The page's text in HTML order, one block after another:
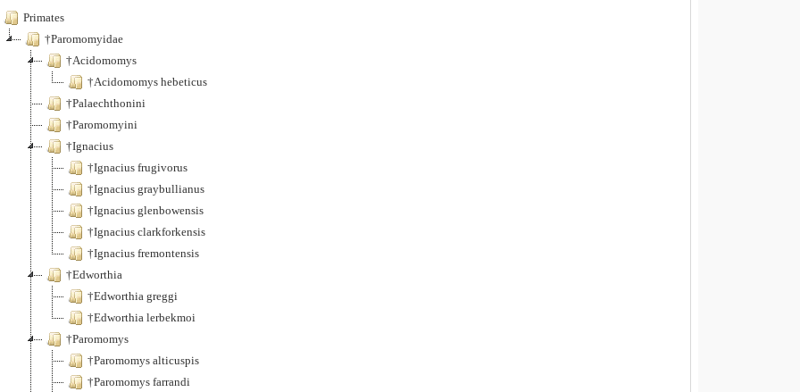
Primates
†Paromomyidae
†Acidomomys
†Acidomomys hebeticus
†Palaechthonini
†Paromomyini
†Ignacius
†Ignacius frugivorus
†Ignacius graybullianus
†Ignacius glenbowensis
†Ignacius clarkforkensis
†Ignacius fremontensis
†Edworthia
†Edworthia greggi
†Edworthia lerbekmoi
†Paromomys
†Paromomys alticuspis
†Paromomys farrandi